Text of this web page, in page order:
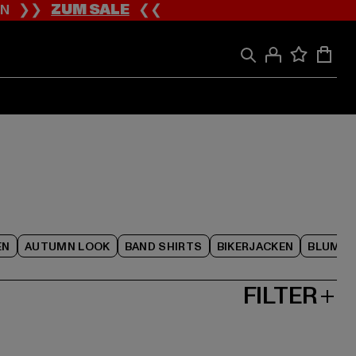
❯❯ZUM SALE❮❮
AUTUMN LOOK BAND SHIRTS BIKERJACKEN
FILTER